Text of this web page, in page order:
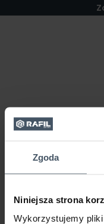
Zgoda
Niniejsza strona
Wykorzystujemy